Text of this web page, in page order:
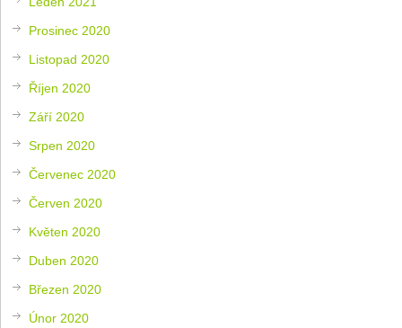
Prosinec 2020
Listopad 2020
Říjen 2020
Září 2020
Srpen 2020
Červenec 2020
Červen 2020
Květen 2020
Duben 2020
Březen 2020
Únor 2020